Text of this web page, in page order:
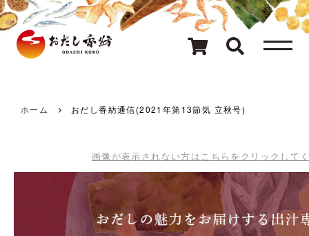
メニュー
80種類のおだし
カテゴリ一覧
おだしを探す
ギフト
ホーム おだし香紡通信(2021年第13節気 立秋号)
画像が表示されない方はこちらをクリックして